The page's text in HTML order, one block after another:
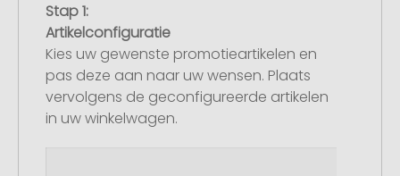
Stap 1:
Artikelconfiguratie
Kies uw gewenste promotieartikelen en
pas deze aan naar uw wensen. Plaats
vervolgens de geconfigureerde artikelen
in uw winkelwagen.